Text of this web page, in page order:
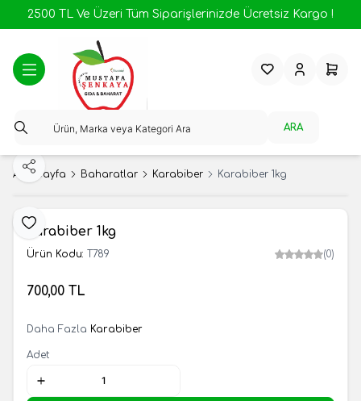
2500 TL Ve Üzeri Tüm Siparişlerinizde Ücretsiz Kargo !
ARA
FavorilerimHesabım
Ana Sayfa Baharatlar Karabiber Karabiber 1kg
Favoriye Ekle
Paylaş
Karabiber 1kg
Ürün Kodu: T789 (0)
700,00 TL
Daha Fazla Karabiber
Adet